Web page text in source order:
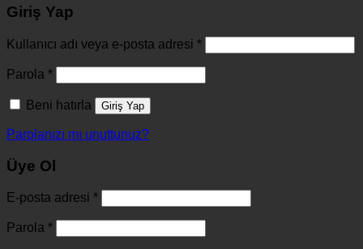
Giriş Yap
Kullanıcı adı veya e-posta adresi *
Parola *
Beni hatırla Giriş Yap
Parolanızı mı unuttunuz?
Üye Ol
E-posta adresi *
Parola *